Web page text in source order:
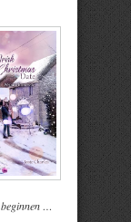
…